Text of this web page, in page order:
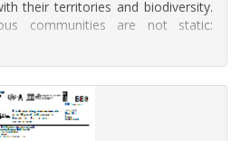
their territories and biodiversity.
communities are not static:
are part of their everyday